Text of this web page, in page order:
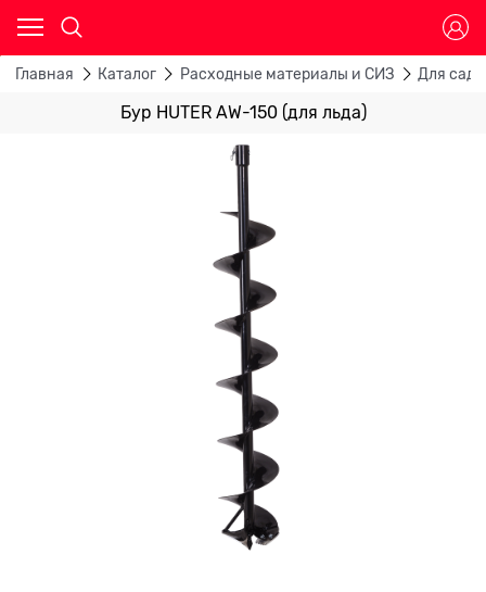
Главная Каталог Расходные материалы и СИЗ Для
Бур HUTER AW-150 (для льда)